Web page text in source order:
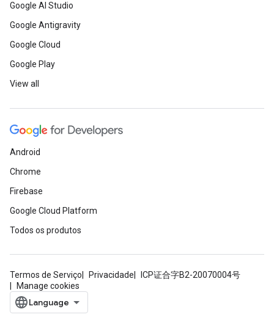
Google AI Studio
Google Antigravity
Google Cloud
Google Play
View all
Android
Chrome
Firebase
Google Cloud Platform
Todos os produtos
Termos de Serviço Privacidade
ICP证合字B2-20070004号
Manage cookies